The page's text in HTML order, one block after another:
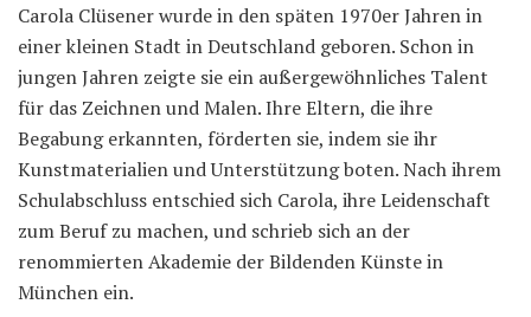
Carola Clüsener wurde in den späten 1970er Jahren in
einer kleinen Stadt in Deutschland geboren. Schon in
jungen Jahren zeigte sie ein außergewöhnliches Talent
für das Zeichnen und Malen. Ihre Eltern, die ihre
Begabung erkannten, förderten sie, indem sie ihr
Kunstmaterialien und Unterstützung boten. Nach ihrem
Schulabschluss entschied sich Carola, ihre Leidenschaft
zum Beruf zu machen, und schrieb sich an der
renommierten Akademie der Bildenden Künste in
München ein.